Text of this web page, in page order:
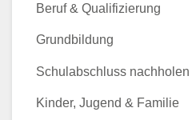
Beruf & Qualifizierung
Grundbildung
Schulabschluss nachholen
Kinder, Jugend & Familie